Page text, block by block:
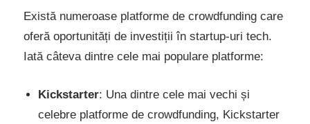
Există numeroase platforme de crowdfunding care
oferă oportunități de investiții în startup-uri tech.
Iată câteva dintre cele mai populare platforme:
Kickstarter: Una dintre cele mai vechi și
celebre platforme de crowdfunding, Kickstarter